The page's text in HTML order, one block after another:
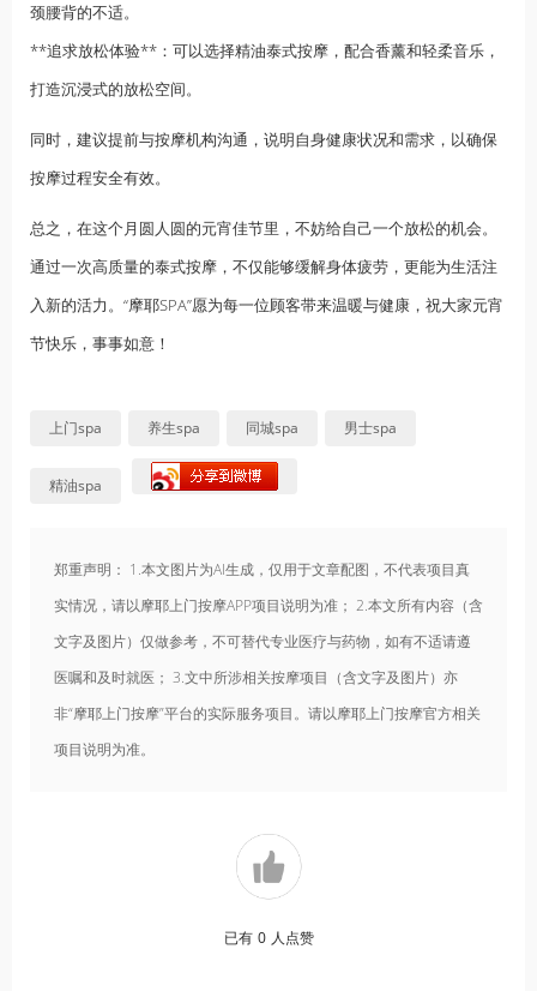
颈腰背的不适。
**追求放松体验**：可以选择精油泰式按摩，配合香薰和轻柔音乐，
打造沉浸式的放松空间。
同时，建议提前与按摩机构沟通，说明自身健康状况和需求，以确保
按摩过程安全有效。
总之，在这个月圆人圆的元宵佳节里，不妨给自己一个放松的机会。
通过一次高质量的泰式按摩，不仅能够缓解身体疲劳，更能为生活注
入新的活力。“摩耶SPA”愿为每一位顾客带来温暖与健康，祝大家元宵
节快乐，事事如意！
上门spa 养生spa 同城spa 男士spa
精油spa
郑重声明： 1.本文图片为AI生成，仅用于文章配图，不代表项目真
实情况，请以摩耶上门按摩APP项目说明为准； 2.本文所有内容（含
文字及图片）仅做参考，不可替代专业医疗与药物，如有不适请遵
医嘱和及时就医； 3.文中所涉相关按摩项目（含文字及图片）亦
非“摩耶上门按摩”平台的实际服务项目。请以摩耶上门按摩官方相关
项目说明为准。
已有 0 人点赞